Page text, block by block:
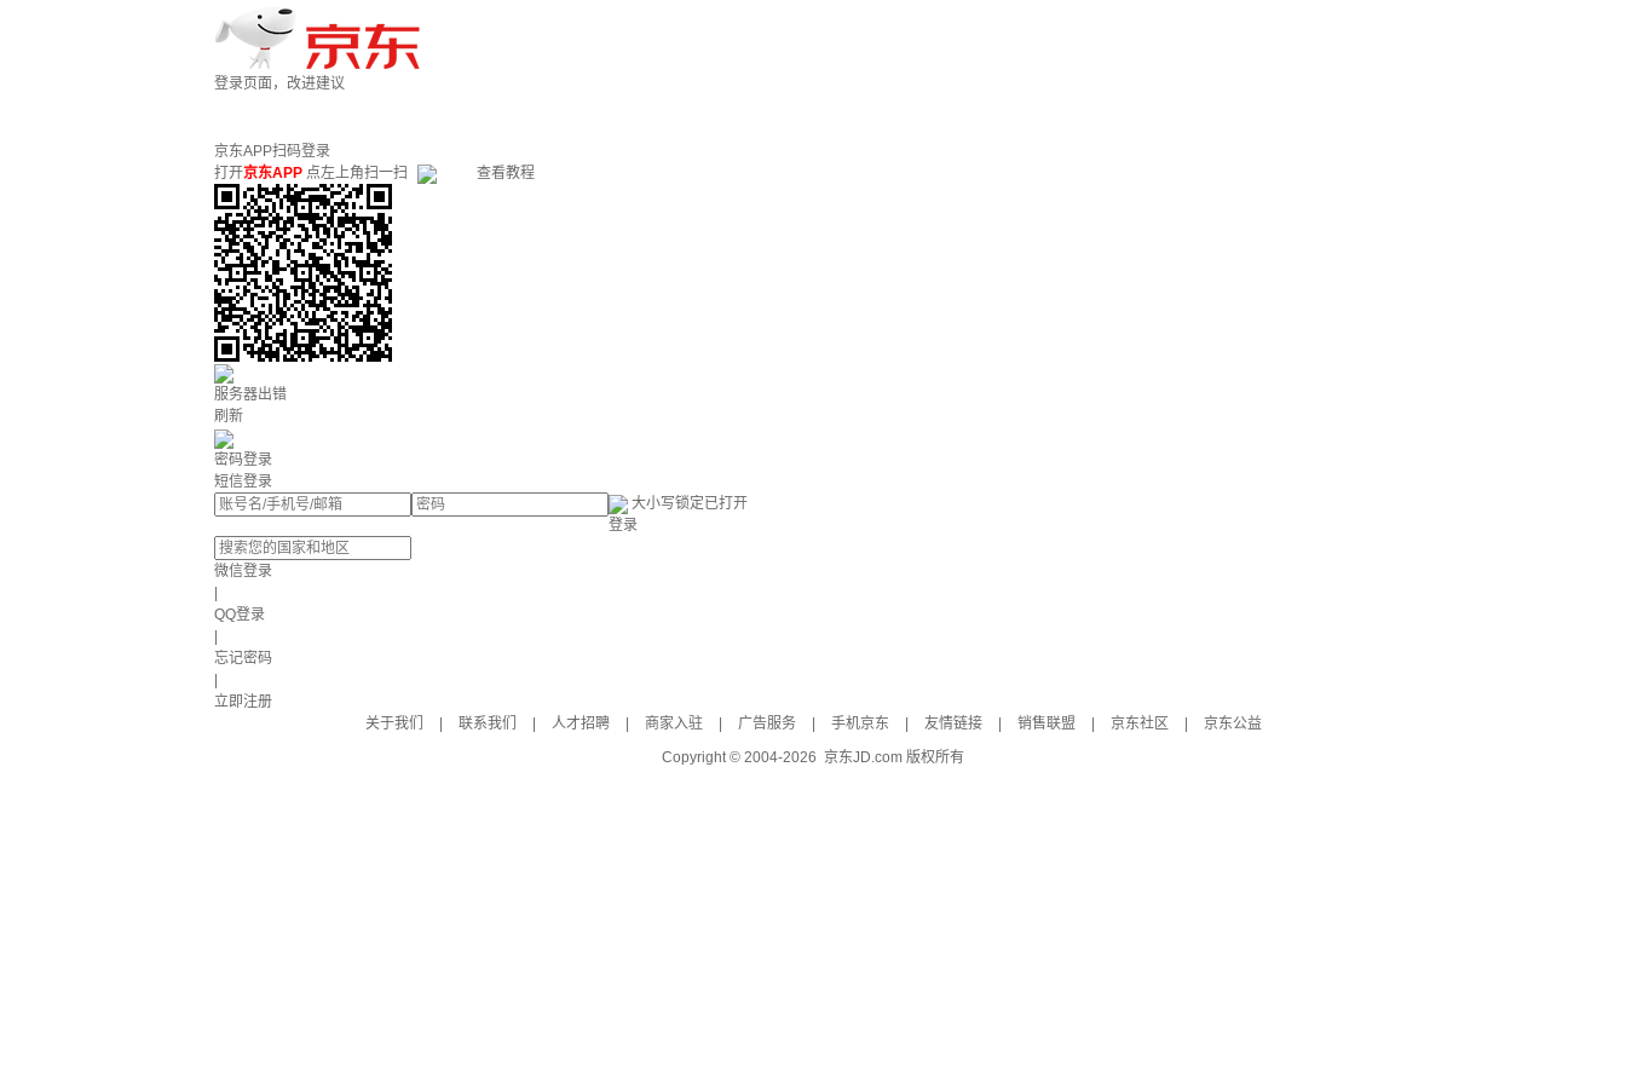
登录页面，改进建议
京东APP扫码登录
打开京东APP 点左上角扫一扫 查看教程
服务器出错
刷新
密码登录
短信登录
大小写锁定已打开
登录
微信登录
QQ登录
忘记密码
立即注册
关于我们
联系我们 人才招聘 商家入驻 广告服务 手机京东 友情链接 销售联盟 京东社区
京东公益
Copyright © 2004-2026 京东JD.com 版权所有